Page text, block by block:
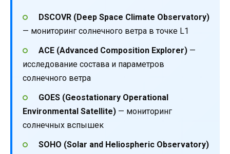
DSCOVR (Deep Space Climate Observatory)
— мониторинг солнечного ветра в точке L1
ACE (Advanced Composition Explorer)—
исследование состава и параметров
солнечного ветра
GOES (Geostationary Operational
Environmental Satellite) — мониторинг
солнечных вспышек
SOHO (Solar and Heliospheric Observatory)